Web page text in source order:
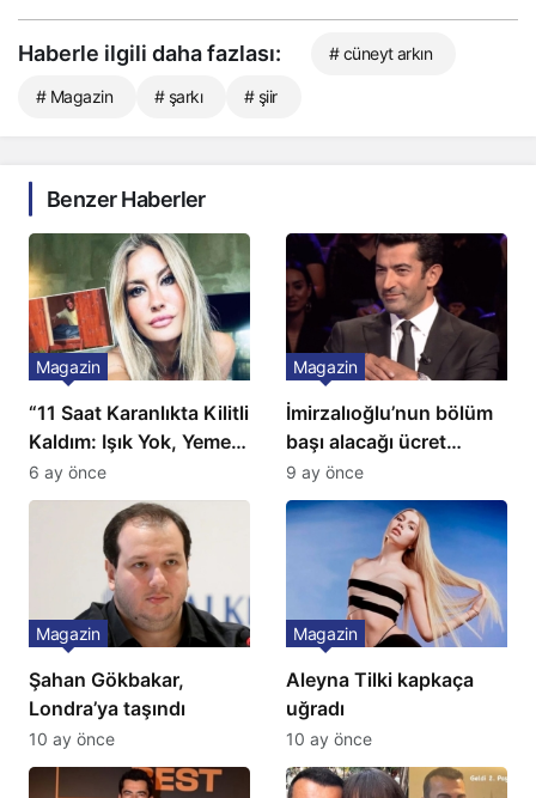
Haberle ilgili daha fazlası: # cüneyt arkın
# Magazin # şarkı # şiir
Benzer Haberler
“11 Saat Karanlıkta Kilitli
Kaldım: Işık Yok, Yemek
Yok, Tuvalet Yok!”
Çağla Şikel’den Şok
Magazin
6 ay önce
İmirzalıoğlu’nun bölüm
başı alacağı ücret
Türkiye’de bir ilk:
Gözünü 2 ilçeye dikti!
Magazin
9 ay önce
Şahan Gökbakar,
Londra’ya taşındı
Magazin
10 ay önce
Aleyna Tilki kapkaça
uğradı
Magazin
10 ay önce